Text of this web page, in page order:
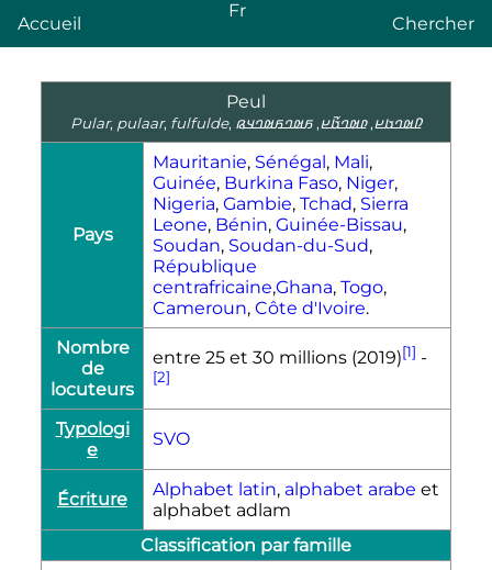
Accueil
Fr
Chercher
Peul
Pular, pulaar, fulfulde, 𞤆𞤵𞤤𞤢𞤪
,
𞤨𞤵𞤤𞤢𞥄𞤪
,
𞤬𞤵𞤤𞤬𞤵𞤤𞤣𞤫
Pays
Mauritanie, Sénégal, Mali,
Guinée, Burkina Faso, Niger,
Nigeria, Gambie, Tchad, Sierra
Leone, Bénin, Guinée-Bissau,
Soudan, Soudan-du-Sud,
République
centrafricaine,Ghana, Togo,
Cameroun, Côte d'Ivoire.
Nombre
de
locuteurs
entre 25 et 30 millions (2019)[1] -
[2]
Typologi
e
SVO
Écriture Alphabet latin, alphabet arabe et
alphabet adlam
Classification par famille